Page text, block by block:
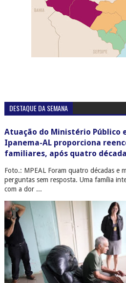
DESTAQUE DA SEMANA
Atuação do Ministério Público
Ipanema-AL proporciona
familiares, após quatro
Foto.: MPEAL Foram quatro décadas e
perguntas sem resposta. Uma família
com a dor ...